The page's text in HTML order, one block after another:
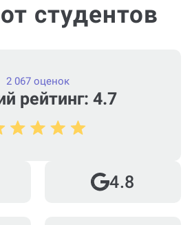
студентов
рейтинг: 4.7
2 067 оценок
4.8